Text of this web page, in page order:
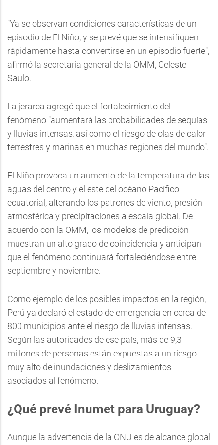
"Ya se observan condiciones características de un
episodio de El Niño, y se prevé que se intensifiquen
rápidamente hasta convertirse en un episodio fuerte",
afirmó la secretaria general de la OMM, Celeste
Saulo.
La jerarca agregó que el fortalecimiento del
fenómeno "aumentará las probabilidades de sequías
y lluvias intensas, así como el riesgo de olas de calor
terrestres y marinas en muchas regiones del mundo".
El Niño provoca un aumento de la temperatura de las
aguas del centro y el este del océano Pacífico
ecuatorial, alterando los patrones de viento, presión
atmosférica y precipitaciones a escala global. De
acuerdo con la OMM, los modelos de predicción
muestran un alto grado de coincidencia y anticipan
que el fenómeno continuará fortaleciéndose entre
septiembre y noviembre.
Como ejemplo de los posibles impactos en la región,
Perú ya declaró el estado de emergencia en cerca de
800 municipios ante el riesgo de lluvias intensas.
Según las autoridades de ese país, más de 9,3
millones de personas están expuestas a un riesgo
muy alto de inundaciones y deslizamientos
asociados al fenómeno.
¿Qué prevé Inumet para Uruguay?
Aunque la advertencia de la ONU es de alcance global